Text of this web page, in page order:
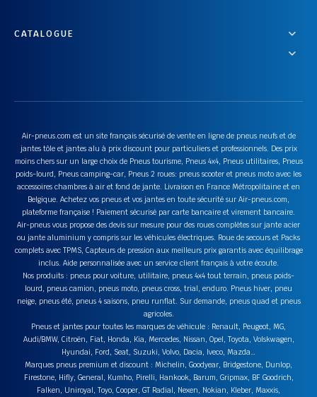
CATALOGUE
Air-pneus.com est un site français sécurisé de vente en ligne de pneus neufs et de
jantes tôle et jantes alu à prix discount pour particuliers et professionnels. Des prix
moins chers sur un large choix de Pneus tourisme, Pneus 4x4, Pneus utilitaires, Pneus
poids-lourd, Pneus camping-car, Pneus 2 roues: pneus scooter et pneus moto avec les
accessoires chambres à air et fond de jante. Livraison en France Métropolitaine et en
Belgique. Achetez vos pneus et vos jantes en toute sécurité sur Air-pneus.com,
plateforme française ! Paiement sécurisé par carte bancaire et virement bancaire.
Air-pneus vous propose des devis sur mesure pour des roues complètes sur jante acier
ou jante aluminium y compris sur les véhicules électriques. Roue de secours et Packs
complets avec TPMS, Capteurs de pression aux meilleurs prix garantis avec équilibrage
inclus. Aide personnalisée avec un service client français à votre écoute.
Nos produits : pneus pour voiture, utilitaire, pneus 4x4 tout terrain, pneus poids-
lourd, pneus camion, pneus moto, pneus cross, trial, enduro. Pneus hiver, pneu
neige, pneus été, pneus 4 saisons, pneu runflat. Sur demande, pneus quad et pneus
agricoles.
Pneus et jantes pour toutes les marques de véhicule : Renault, Peugeot, MG,
Audi/BMW, Citroën, Fiat, Honda, Kia, Mercedes, Nissan, Opel, Toyota, Volskwagen,
Hyundai, Ford, Seat, Suzuki, Volvo, Dacia, Iveco, Mazda…
Marques pneus premium et discount : Michelin, Goodyear, Bridgestone, Dunlop,
Firestone, Hifly, General, Kumho, Pirelli, Hankook, Barum, Gripmax, BF Goodrich,
Falken, Uniroyal, Toyo, Cooper, GT Radial, Nexen, Nokian, Kleber, Maxxis,